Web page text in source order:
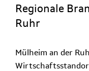
Regionale
Ruhr
Mülheim an der